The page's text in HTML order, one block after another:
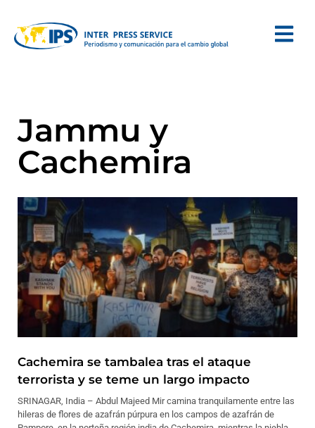
Jammu y
Cachemira
Cachemira se tambalea tras el ataque
terrorista y se teme un largo impacto
SRINAGAR, India – Abdul Majeed Mir camina tranquilamente entre las
hileras de flores de azafrán púrpura en los campos de azafrán de